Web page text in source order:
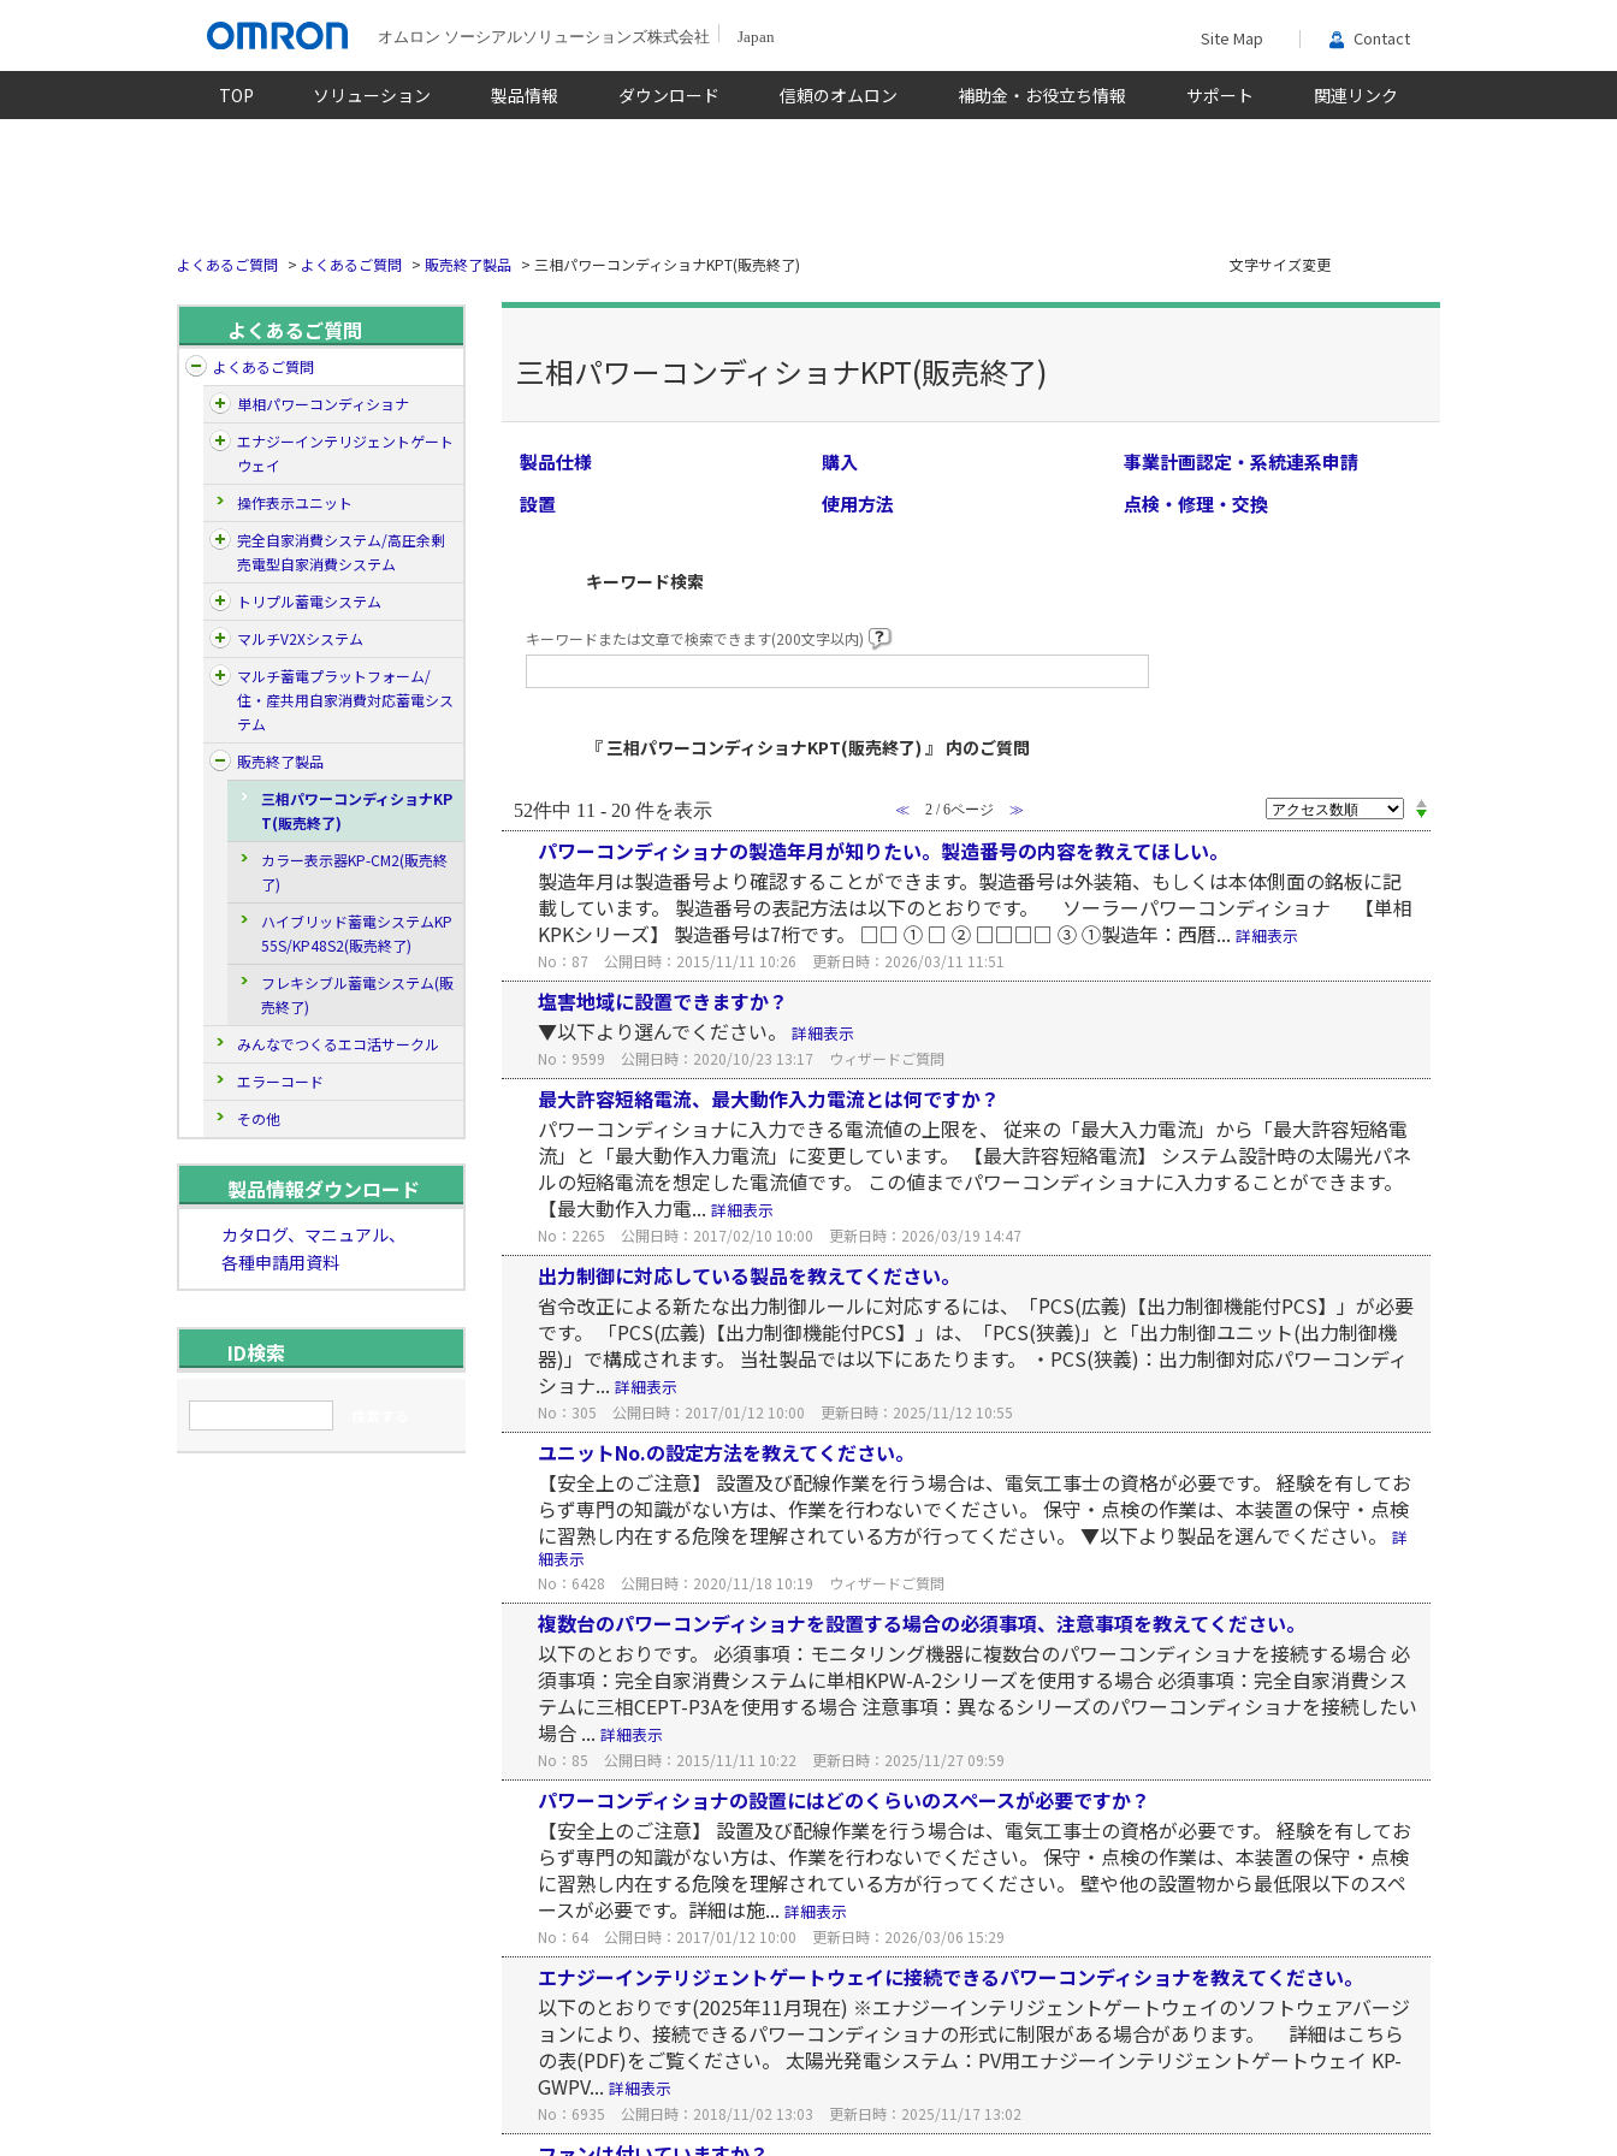
オムロン ソーシアルソリューションズ株式会社 Japan Site Map Contact
TOP ソリューション 製品情報 ダウンロード 信頼のオムロン 補助金・お役立ち情報 サポート 関連リンク
文字サイズ変更
よくあるご質問 > よくあるご質問 > 販売終了製品 > 三相パワーコンディショナKPT(販売終了)
よくあるご質問
よくあるご質問
単相パワーコンディショナ
エナジーインテリジェントゲート
ウェイ
操作表示ユニット
完全自家消費システム/高圧余剰
売電型自家消費システム
トリプル蓄電システム
マルチV2Xシステム
マルチ蓄電プラットフォーム/
住・産共用自家消費対応蓄電シス
テム
販売終了製品
三相パワーコンディショナKP
T(販売終了)
カラー表示器KP-CM2(販売終
了)
ハイブリッド蓄電システムKP
55S/KP48S2(販売終了)
フレキシブル蓄電システム(販
売終了)
みんなでつくるエコ活サークル
エラーコード
その他
製品情報ダウンロード
カタログ、マニュアル、
各種申請用資料
ID検索
三相パワーコンディショナKPT(販売終了)
製品仕様 購入
事業計画認定・系統連系申請
設置
使用方法 点検・修理・交換
キーワード検索
キーワードまたは文章で検索できます(200文字以内)
『 三相パワーコンディショナKPT(販売終了) 』 内のご質問
52件中 11 - 20 件を表示 ≪ 2 / 6ページ ≫
パワーコンディショナの製造年月が知りたい。製造番号の内容を教えてほしい。
製造年月は製造番号より確認することができます。製造番号は外装箱、もしくは本体側面の銘板に記
載しています。 製造番号の表記方法は以下のとおりです。 ソーラーパワーコンディショナ 【単相
KPKシリーズ】 製造番号は7桁です。 □□ ① □ ② □□□□ ③ ①製造年：西暦... 詳細表示
No：87 公開日時：2015/11/11 10:26 更新日時：2026/03/11 11:51
塩害地域に設置できますか？
▼以下より選んでください。
詳細表示
No：9599 公開日時：2020/10/23 13:17 ウィザードご質問
最大許容短絡電流、最大動作入力電流とは何ですか？
パワーコンディショナに入力できる電流値の上限を、 従来の「最大入力電流」から「最大許容短絡電
流」と「最大動作入力電流」に変更しています。 【最大許容短絡電流】 システム設計時の太陽光パネ
ルの短絡電流を想定した電流値です。 この値までパワーコンディショナに入力することができます。
【最大動作入力電... 詳細表示
No：2265 公開日時：2017/02/10 10:00 更新日時：2026/03/19 14:47
出力制御に対応している製品を教えてください。
省令改正による新たな出力制御ルールに対応するには、「PCS(広義)【出力制御機能付PCS】」が必要
です。 「PCS(広義)【出力制御機能付PCS】」は、「PCS(狭義)」と「出力制御ユニット(出力制御機
器)」で構成されます。 当社製品では以下にあたります。 ・PCS(狭義)：出力制御対応パワーコンディ
ショナ... 詳細表示
No：305 公開日時：2017/01/12 10:00 更新日時：2025/11/12 10:55
ユニットNo.の設定方法を教えてください。
【安全上のご注意】 設置及び配線作業を行う場合は、電気工事士の資格が必要です。 経験を有してお
らず専門の知識がない方は、作業を行わないでください。 保守・点検の作業は、本装置の保守・点検
に習熟し内在する危険を理解されている方が行ってください。 ▼以下より製品を選んでください。
詳
細表示
No：6428 公開日時：2020/11/18 10:19 ウィザードご質問
複数台のパワーコンディショナを設置する場合の必須事項、注意事項を教えてください。
以下のとおりです。 必須事項：モニタリング機器に複数台のパワーコンディショナを接続する場合 必
須事項：完全自家消費システムに単相KPW-A-2シリーズを使用する場合 必須事項：完全自家消費シス
テムに三相CEPT-P3Aを使用する場合 注意事項：異なるシリーズのパワーコンディショナを接続したい
場合 ... 詳細表示
No：85 公開日時：2015/11/11 10:22 更新日時：2025/11/27 09:59
パワーコンディショナの設置にはどのくらいのスペースが必要ですか？
【安全上のご注意】 設置及び配線作業を行う場合は、電気工事士の資格が必要です。 経験を有してお
らず専門の知識がない方は、作業を行わないでください。 保守・点検の作業は、本装置の保守・点検
に習熟し内在する危険を理解されている方が行ってください。 壁や他の設置物から最低限以下のスペ
ースが必要です。詳細は施... 詳細表示
No：64 公開日時：2017/01/12 10:00 更新日時：2026/03/06 15:29
エナジーインテリジェントゲートウェイに接続できるパワーコンディショナを教えてください。
以下のとおりです(2025年11月現在) ※エナジーインテリジェントゲートウェイのソフトウェアバージ
ョンにより、接続できるパワーコンディショナの形式に制限がある場合があります。 詳細はこちら
の表(PDF)をご覧ください。 太陽光発電システム：PV用エナジーインテリジェントゲートウェイ KP-
GWPV... 詳細表示
No：6935 公開日時：2018/11/02 13:03 更新日時：2025/11/17 13:02